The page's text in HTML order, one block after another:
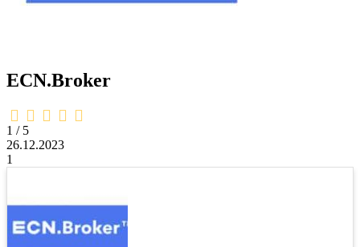
ECN.Broker
1,0
rating
1 / 5
26.12.2023
1